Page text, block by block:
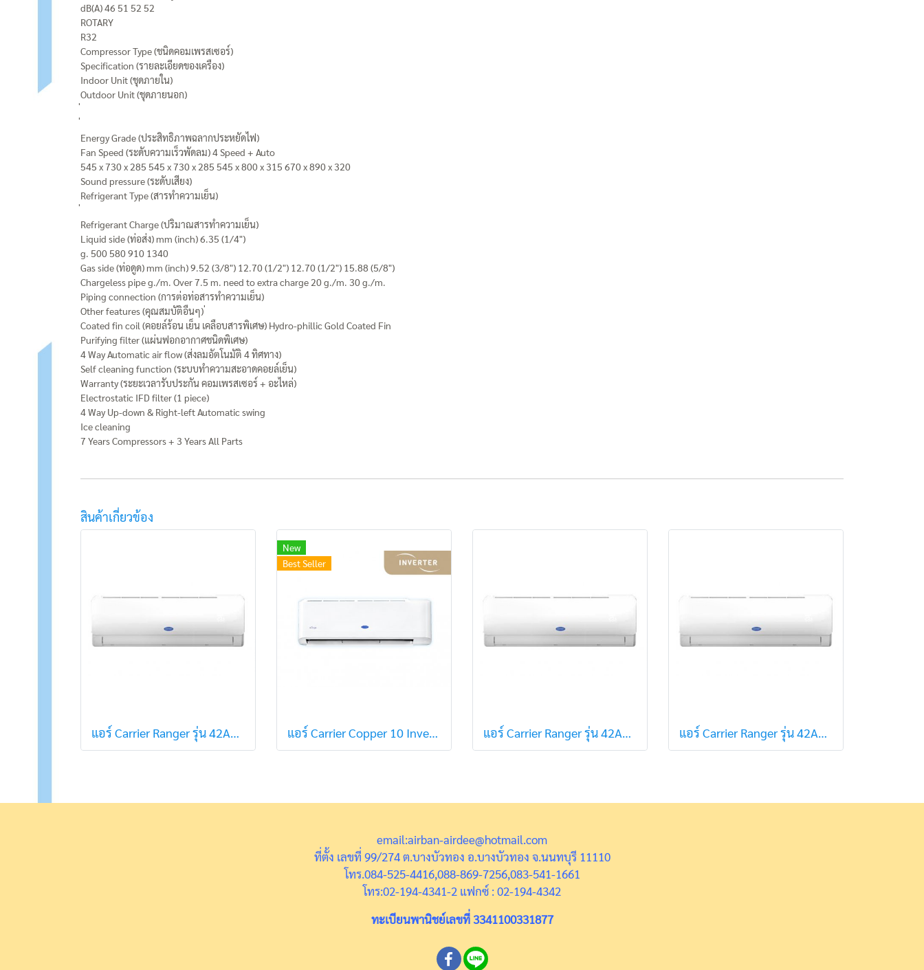
dB(A) 46 51 52 52
ROTARY
R32
Compressor Type (ชนิดคอมเพรสเซอร์)
Specification (รายละเอียดของเครือง)
Indoor Unit (ชุดภายใน)
Outdoor Unit (ชุดภายนอก)
Energy Grade (ประสิทธิภาพฉลากประหยัดไฟ)
Fan Speed (ระดับความเร็วพัดลม) 4 Speed + Auto
545 x 730 x 285 545 x 730 x 285 545 x 800 x 315 670 x 890 x 320
Sound pressure (ระดับเสียง)
Refrigerant Type (สารทำความเย็น)
Refrigerant Charge (ปริมาณสารทำความเย็น)
Liquid side (ท่อส่ง) mm (inch) 6.35 (1/4")
g. 500 580 910 1340
Gas side (ท่อดูด) mm (inch) 9.52 (3/8") 12.70 (1/2") 12.70 (1/2") 15.88 (5/8")
Chargeless pipe g./m. Over 7.5 m. need to extra charge 20 g./m. 30 g./m.
Piping connection (การต่อท่อสารทำความเย็น)
Other features (คุณสมบัติอืนๆ) ่
Coated fin coil (คอยล์ร้อน เย็น เคลือบสารพิเศษ) Hydro-phillic Gold Coated Fin
Purifying filter (แผ่นฟอกอากาศชนิดพิเศษ)
4 Way Automatic air flow (ส่งลมอัตโนมัติ 4 ทิศทาง)
Self cleaning function (ระบบทำความสะอาดคอยล์เย็น)
Warranty (ระยะเวลารับประกัน คอมเพรสเซอร์ + อะไหล่)
Electrostatic IFD filter (1 piece)
4 Way Up-down & Right-left Automatic swing
Ice cleaning
7 Years Compressors + 3 Years All Parts
สินค้าเกี่ยวข้อง
แอร์ Carrier Ranger รุ่น 42ABF025 ขนาด 25,061 (R32) สินค้าใหม่ปี 2021
New
Best Seller
แอร์ Carrier Copper 10 Inverter รุ่น 42TVDA016 ขนาด 15,000 BTU (R32) สินค้าใหม่ปี 2022 แอร์ Carrier Ranger รุ่น 42ABF010 ขนาด 9,597 (R32) สินค้าใหม่ปี 2021 แอร์ Carrier Ranger รุ่น 42ABF013 ขนาด 12,214 (R32) สินค้าใหม่ปี 2021
email:airban-airdee@hotmail.com
ที่ตั้ง เลขที่ 99/274 ต.บางบัวทอง อ.บางบัวทอง จ.นนทบุรี 11110
โทร.084-525-4416,088-869-7256,083-541-1661
โทร:02-194-4341-2 แฟกซ์ : 02-194-4342
ทะเบียนพานิชย์เลขที่ 3341100331877